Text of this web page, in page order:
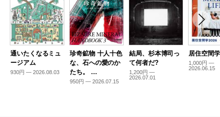
通いたくなるミュ
ージアム
930円 — 2026.08.03
珍奇鉱物 十人十色
な、石への愛のか
たち。 …
950円 — 2026.07.15
結局、杉本博司っ
て何者だ?
1,200円 —
2026.07.01
居住空間
1,000円 —
2026.06.15